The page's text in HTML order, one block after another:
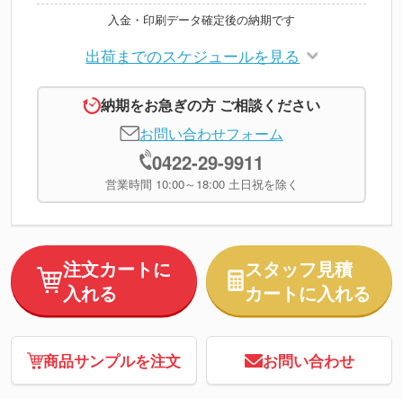
入金・印刷データ確定後の納期です
出荷までのスケジュールを見る
納期をお急ぎの方 ご相談ください
お問い合わせフォーム
0422-29-9911
営業時間 10:00～18:00 土日祝を除く
注文カートに
入れる
スタッフ見積
カートに入れる
商品サンプルを注文 お問い合わせ